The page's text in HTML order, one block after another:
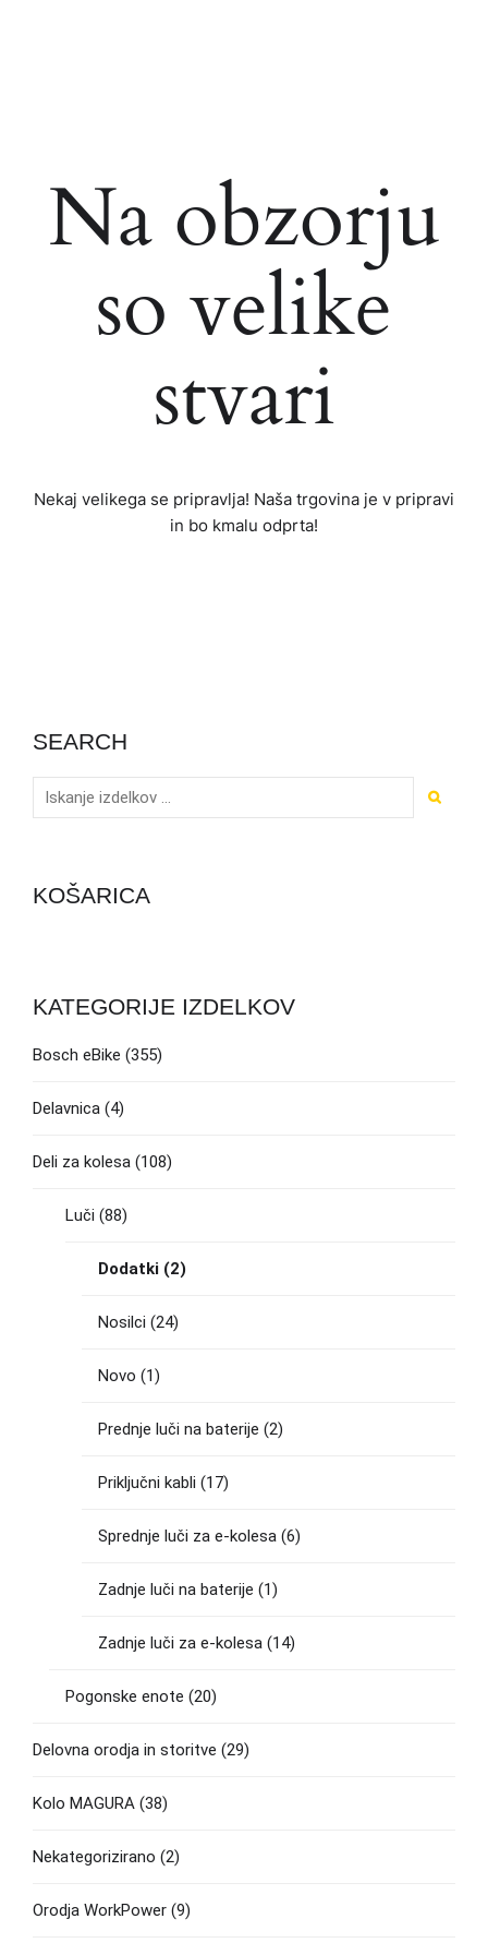
Na obzorju
so velike
stvari
Nekaj ​​velikega se pripravlja! Naša trgovina je v pripravi
in ​​bo kmalu odprta!
SEARCH
KOŠARICA
KATEGORIJE IZDELKOV
Bosch eBike (355)
Delavnica (4)
Deli za kolesa (108)
Luči (88)
Dodatki (2)
Nosilci (24)
Novo (1)
Prednje luči na baterije (2)
Priključni kabli (17)
Sprednje luči za e-kolesa (6)
Zadnje luči na baterije (1)
Zadnje luči za e-kolesa (14)
Pogonske enote (20)
Delovna orodja in storitve (29)
Kolo MAGURA (38)
Nekategorizirano (2)
Orodja WorkPower (9)